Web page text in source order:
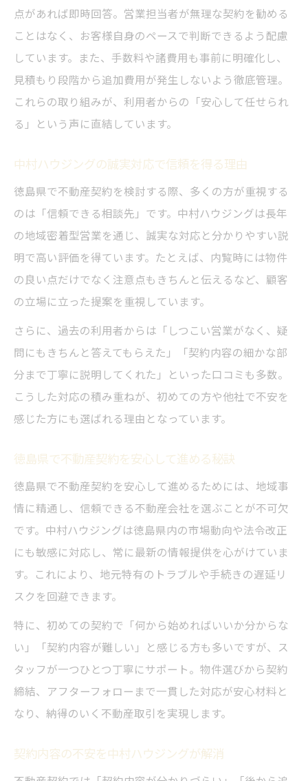
契約内容の不安解消を徹底サポート
中村ハウジングが契約内容を丁寧に説明す
る理由
契約の不安を相談で解消する具体的な方法
買主・売主の安心を守るサポート体制
分かりやすい契約書作成への取り組み
納得できる不動産契約の進め方解説
徳島で満足度の高い不動産契約を実現
納得の契約を導く相談のコツと注意点
点があれば即時回答。営業担当者が無理な契約を勧める
ことはなく、お客様自身のペースで判断できるよう配慮
しています。また、手数料や諸費用も事前に明確化し、
見積もり段階から追加費用が発生しないよう徹底管理。
これらの取り組みが、利用者からの「安心して任せられ
る」という声に直結しています。
中村ハウジングの誠実対応で信頼を得る理由
徳島県で不動産契約を検討する際、多くの方が重視する
のは「信頼できる相談先」です。中村ハウジングは長年
の地域密着型営業を通じ、誠実な対応と分かりやすい説
明で高い評価を得ています。たとえば、内覧時には物件
の良い点だけでなく注意点もきちんと伝えるなど、顧客
の立場に立った提案を重視しています。
さらに、過去の利用者からは「しつこい営業がなく、疑
問にもきちんと答えてもらえた」「契約内容の細かな部
分まで丁寧に説明してくれた」といった口コミも多数。
こうした対応の積み重ねが、初めての方や他社で不安を
感じた方にも選ばれる理由となっています。
徳島県で不動産契約を安心して進める秘訣
徳島県で不動産契約を安心して進めるためには、地域事
情に精通し、信頼できる不動産会社を選ぶことが不可欠
です。中村ハウジングは徳島県内の市場動向や法令改正
にも敏感に対応し、常に最新の情報提供を心がけていま
す。これにより、地元特有のトラブルや手続きの遅延リ
スクを回避できます。
特に、初めての契約で「何から始めればいいか分からな
い」「契約内容が難しい」と感じる方も多いですが、ス
タッフが一つひとつ丁寧にサポート。物件選びから契約
締結、アフターフォローまで一貫した対応が安心材料と
なり、納得のいく不動産取引を実現します。
契約内容の不安を中村ハウジングが解消